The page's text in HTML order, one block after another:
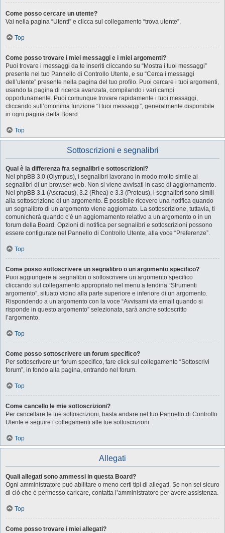
Come posso cercare un utente?
Vai nella pagina “Utenti” e clicca sul collegamento “trova utente”.
Top
Come posso trovare i miei messaggi e i miei argomenti?
Puoi trovare i messaggi da te inseriti cliccando su “Mostra i tuoi messaggi”
presente nel tuo Pannello di Controllo Utente, e su “Cerca i messaggi
dell’utente” presente nella pagina del tuo profilo. Puoi cercare i tuoi argomenti,
usando la pagina di ricerca avanzata, compilando i vari campi
opportunamente. Puoi comunque trovare rapidamente i tuoi messaggi,
cliccando sull’omonima funzione “I tuoi messaggi”, generalmente disponibile
in ogni pagina della Board.
Top
Sottoscrizioni e segnalibri
Qual è la differenza fra segnalibri e sottoscrizioni?
Nel phpBB 3.0 (Olympus), i segnalibri lavorano in modo molto simile ai
segnalibri di un browser web. Non si viene avvisati in caso di aggiornamento.
Nel phpBB 3.1 (Ascraeus), 3.2 (Rhea) e 3.3 (Proteus), i segnalibri sono simili
alla sottoscrizione di un argomento. È possibile ricevere una notifica quando
un segnalibro di un argomento viene aggiornato. La sottoscrizione, tuttavia, ti
comunicherà quando c’è un aggiornamento relativo a un argomento o in un
forum della Board. Opzioni di notifica per segnalibri e sottoscrizioni possono
essere configurate nel Pannello di Controllo Utente, alla voce “Preferenze”.
Top
Come posso sottoscrivere un segnalibro o un argomento specifico?
Puoi aggiungere ai segnalibri o sottoscrivere un argomento specifico
cliccando sul collegamento appropriato nel menu a tendina “Strumenti
argomento”, situato vicino alla parte superiore e inferiore di un argomento.
Rispondendo a un argomento con la voce “Avvisami via email quando si
risponde in questo argomento” selezionata, sarà anche sottoscritto
l’argomento.
Top
Come posso sottoscrivere un forum specifico?
Per sottoscrivere un forum specifico, fare click sul collegamento “Sottoscrivi
forum”, in fondo alla pagina, entrando nel forum.
Top
Come cancello le mie sottoscrizioni?
Per cancellare le tue sottoscrizioni, basta andare nel tuo Pannello di Controllo
Utente e seguire i collegamenti alle tue sottoscrizioni.
Top
Allegati
Quali allegati sono ammessi in questa Board?
Ogni amministratore può abilitare o meno certi tipi di allegati. Se non sei sicuro
di ciò che è permesso caricare, contatta l’amministratore per avere assistenza.
Top
Come posso trovare i miei allegati?